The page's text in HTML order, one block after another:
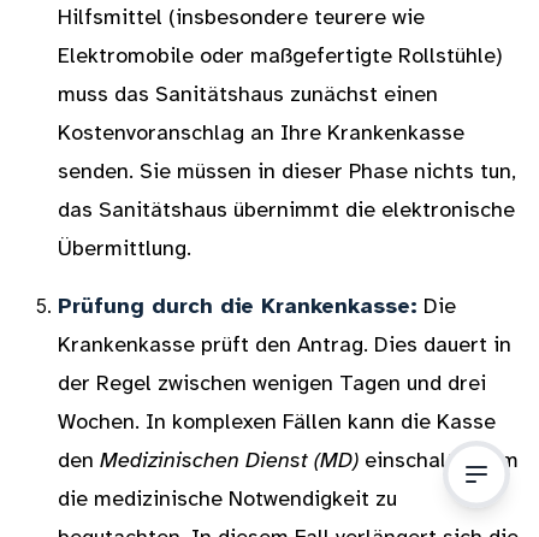
Hilfsmittel (insbesondere teurere wie
Elektromobile oder maßgefertigte Rollstühle)
muss das Sanitätshaus zunächst einen
Kostenvoranschlag an Ihre Krankenkasse
senden. Sie müssen in dieser Phase nichts tun,
das Sanitätshaus übernimmt die elektronische
Übermittlung.
Prüfung durch die Krankenkasse: Die
Krankenkasse prüft den Antrag. Dies dauert in
der Regel zwischen wenigen Tagen und drei
Wochen. In komplexen Fällen kann die Kasse
den Medizinischen Dienst (MD) einschalten, um
die medizinische Notwendigkeit zu